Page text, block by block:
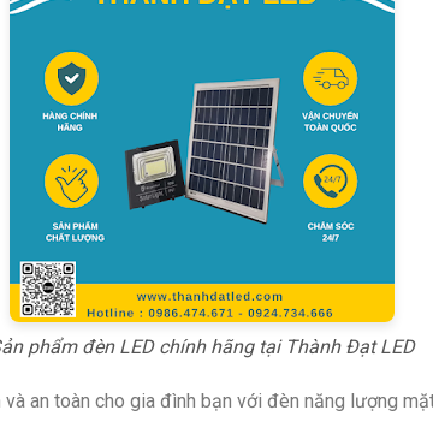
phẩm đèn LED chính hãng tại Thành Đạt LED
an toàn cho gia đình bạn với đèn năng lượng